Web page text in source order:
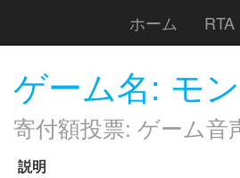
ホーム RTA
ゲーム名: モ
寄付額投票: ゲーム音
説明